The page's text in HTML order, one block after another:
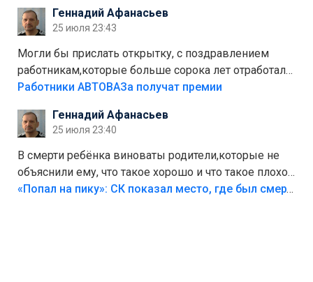
Штрафы мизерные.
Геннадий Афанасьев
25 июля 23:43
Могли бы прислать открытку, с поздравлением
работникам,которые больше сорока лет отработали
на предприятии.
Работники АВТОВАЗа получат премии
Геннадий Афанасьев
25 июля 23:40
В смерти ребёнка виноваты родители,которые не
объяснили ему, что такое хорошо и что такое плохо!
Лезть через такой забор,верх безумия,есть же
«Попал на пику»: СК показал место, где был смертельно травмирован ребенок в Тольятти